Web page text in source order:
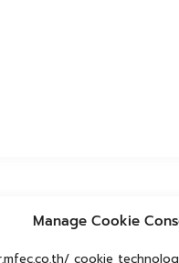
Manage Cookie
cookie
นคือกุญแจสู่ความยั่งยืน